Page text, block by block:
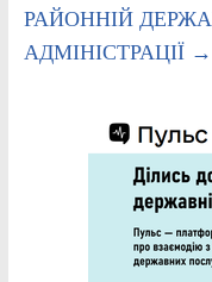
РАЙОННІЙ
АДМІНІСТРАЦІЇ →